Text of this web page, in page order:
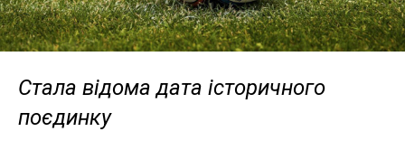
Стала відома дата історичного
поєдинку